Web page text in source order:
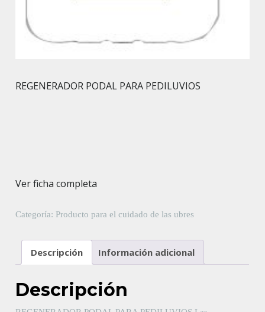
REGENERADOR PODAL PARA PEDILUVIOS
Ver ficha completa
Categoría: Producto para el cuidado de las ubres
Descripción Información adicional
Descripción